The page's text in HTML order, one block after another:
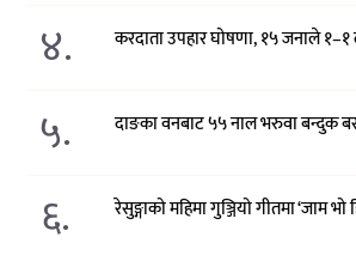
४. करदाता उपहार घोषणा, १५ जनाले
५. दाङका वनबाट ५५ नाल भरुवा बन्दुक
६. रेसुङ्गाको महिमा गुञ्जियो गीतमा ‘जाम भो